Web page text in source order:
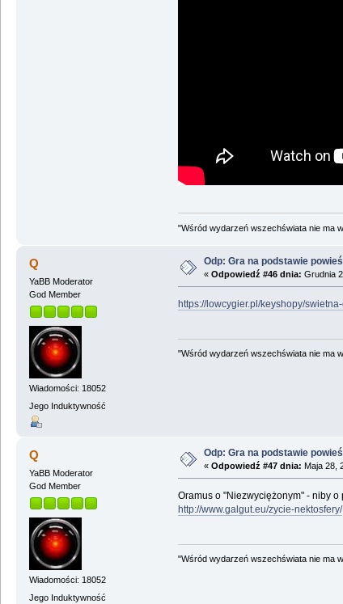
"Wśród wydarzeń wszechświata nie ma
Q
YaBB Moderator
God Member
Wiadomości: 18052
Jego Induktywność
Odp: Gra na podstawie
« Odpowiedź #46 dnia: Grudnia
https://lowcygier.pl/keyshopy/
"Wśród wydarzeń wszechświata nie ma
Q
YaBB Moderator
God Member
Wiadomości: 18052
Jego Induktywność
Odp: Gra na podstawie
« Odpowiedź #47 dnia: Maja 28,
Oramus o "Niezwyciężonym" - niby
http://www.galgut.eu/zycie-nektosfery/
"Wśród wydarzeń wszechświata nie ma